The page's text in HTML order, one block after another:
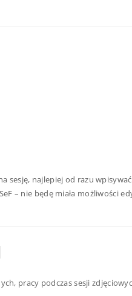
sesję, najlepiej od razu
– nie będę miała możliwości
pracy podczas sesji